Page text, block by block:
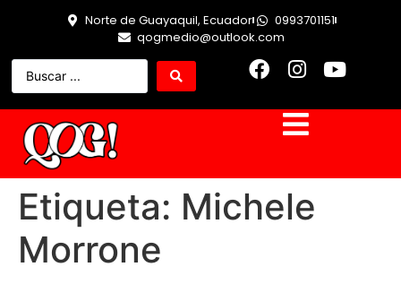
Norte de Guayaquil, Ecuador
0993701151
qogmedio@outlook.com
Etiqueta: Michele
Morrone